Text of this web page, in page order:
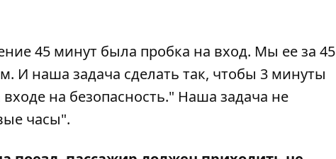
45 минут была пробка на вход. Мы ее за 45
наша задача сделать так, чтобы 3 минуты
на безопасность." Наша задача не
часы".